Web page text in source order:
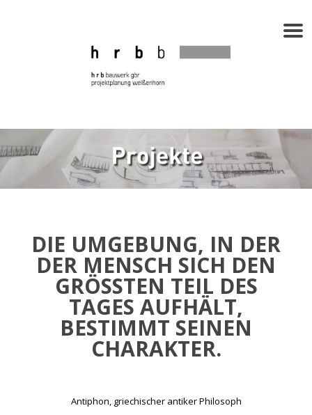
DIE UMGEBUNG, IN DER
DER MENSCH SICH DEN
GRÖSSTEN TEIL DES T
AGES AUFHÄLT, B
ESTIMMT SEINEN C
HARAKTER.
Antiphon, griechischer antiker Philosoph